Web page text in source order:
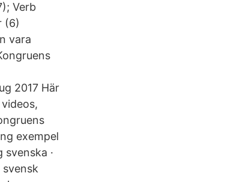
Verb
(6)
vara
2017 Här
exempel
·